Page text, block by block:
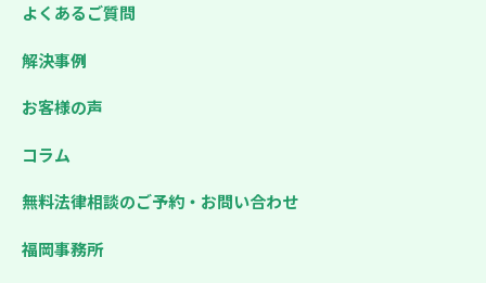
よくあるご質問
解決事例
お客様の声
コラム
無料法律相談のご予約・お問い合わせ
福岡事務所